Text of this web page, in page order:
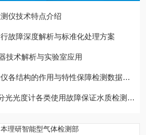
仪技术特点介绍
故障深度解析与标准化处理方案
技术解析与实验室应用
结构的作用与特性保障检测数据规范有效
计各类使用故障保证水质检测数据具备参考价值